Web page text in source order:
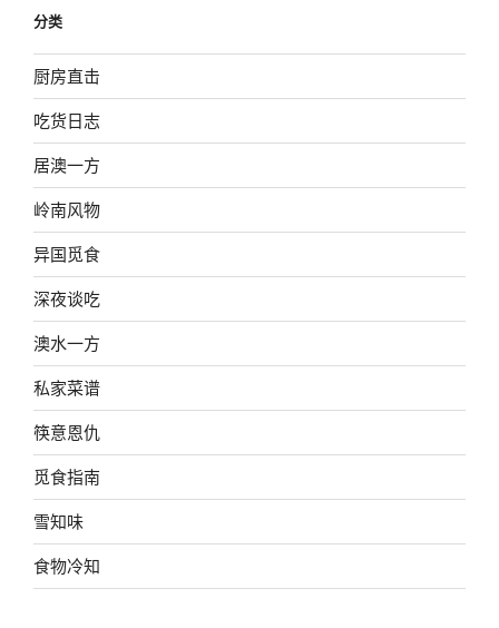
分类
厨房直击
吃货日志
居澳一方
岭南风物
异国觅食
深夜谈吃
澳水一方
私家菜谱
筷意恩仇
觅食指南
雪知味
食物冷知